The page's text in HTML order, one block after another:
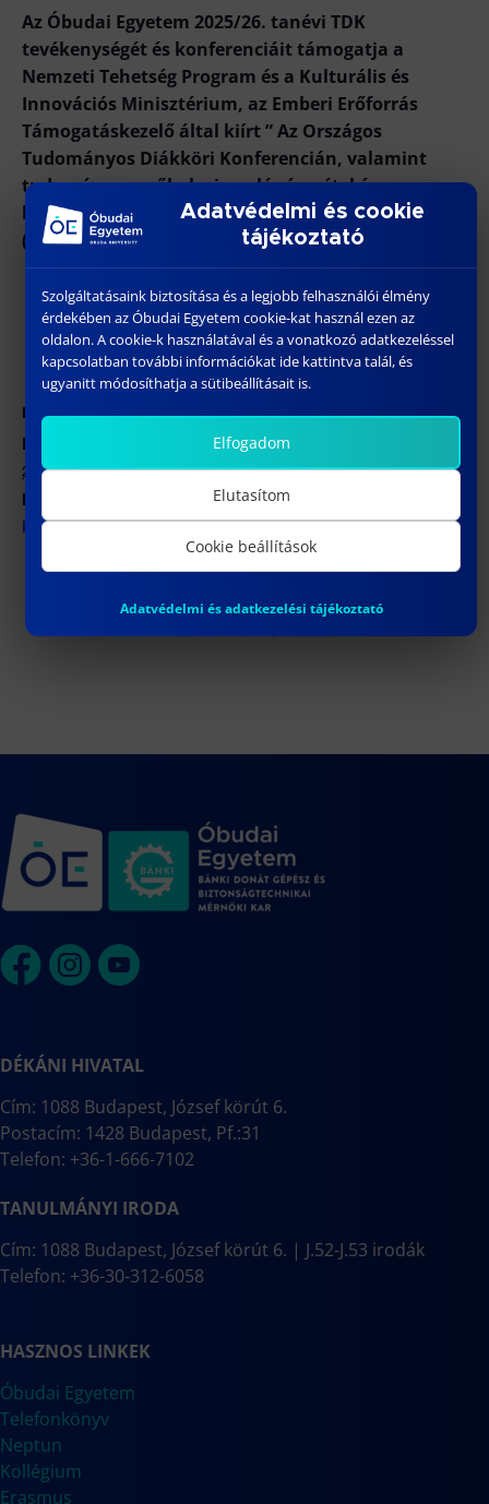
Az Óbudai Egyetem 2025/26. tanévi TDK
tevékenységét és konferenciáit támogatja a
Nemzeti Tehetség Program és a Kulturális és
Innovációs Minisztérium, az Emberi Erőforrás
Támogatáskezelő által kiírt ” Az Országos
Tudományos Diákköri Konferencián, valamint
tudományos műhelyein való részvétel és a
lebonyolítási feladatok ellátása” című pályázata
(NTP-HHTDK-25).
Hozzáadom a naptáramhoz
RÉSZLETEK
Dátum:
2025/11/12
Honlap:
https://tdk.bgk.uni-obuda.hu
Szimpózium a
European Critical Infrastructure Protection
DÉKÁNI HIVATAL
Cím: 1088 Budapest, József körút 6.
Postacím: 1428 Budapest, Pf.:31
Telefon: +36-1-666-7102
TANULMÁNYI IRODA
Cím: 1088 Budapest, József körút 6. | J.52-J.53 irodák
Telefon: +36-30-312-6058
HASZNOS LINKEK
Óbudai Egyetem
Telefonkönyv
Neptun
Kollégium
Erasmus
Adatvédelmi és cookie
tájékoztató
Szolgáltatásaink biztosítása és a legjobb felhasználói élmény
érdekében az Óbudai Egyetem cookie-kat használ ezen az
oldalon. A cookie-k használatával és a vonatkozó adatkezeléssel
kapcsolatban további információkat ide kattintva talál, és
ugyanitt módosíthatja a sütibeállításait is.
Elfogadom
Elutasítom
Cookie beállítások
Adatvédelmi és adatkezelési tájékoztató